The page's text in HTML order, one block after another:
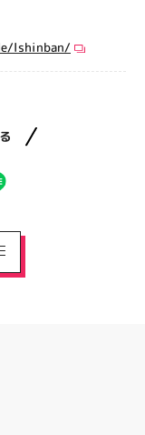
lshinban/